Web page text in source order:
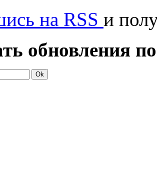
на RSS и
обновления